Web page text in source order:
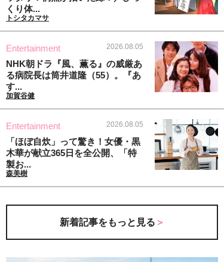
くり体...
トシタカマサ
Entertainment 2026.08.05
NHK朝ドラ『風、薫る』の威厳あ
る病院長は筒井道隆（55）。『あ
す...
加賀谷健
Entertainment 2026.08.05
「ほぼ自炊」って驚き！女優・黒
木華が献立365日を全公開、「特
製お...
森美樹
新着記事をもっと見る